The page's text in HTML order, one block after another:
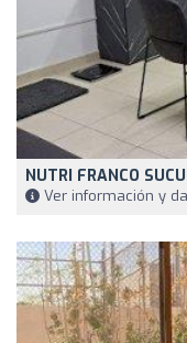
NUTRI FRANCO
Ver información y